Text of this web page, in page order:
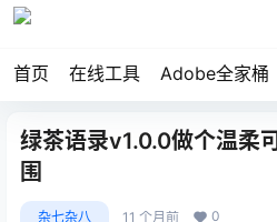
首页 在线工具 Adobe全家桶
绿茶语录v1.0.0做个温柔
围
杂七杂八 11 个月前 0